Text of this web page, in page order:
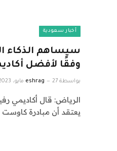
أخبار سعودية
سيساهم الذكاء
وفقًا لأفضل
بواسطة eshrag 27 مايو، 2023
الرياض: قال أكاديمي
يعتقد أن مبادرة